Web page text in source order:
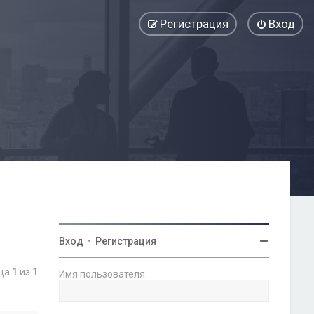
Вход
Регистрация
1 из 1
Вход • Регистрация
Имя пользователя: